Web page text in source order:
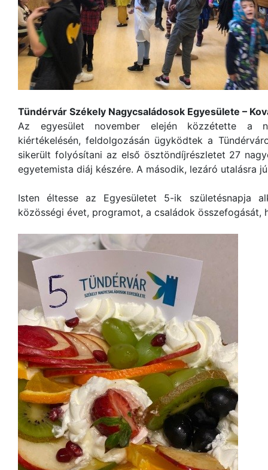
Tündérvár Székely Nagycsaládosok Egyesülete –
Az egyesület november elején közzétette a
kiértékelésén, feldolgozásán ügyködtek a
sikerült folyósítani az első ösztöndíjrészletet 27
egyetemista diáj készére. A második, lezáró utalásra
Isten éltesse az Egyesületet 5-ik születésnapja
közösségi évet, programot, a családok összefogását,